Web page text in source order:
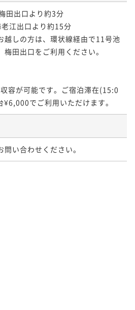
田出口より約3分
江出口より約15分
越しの方は、環状線経由で11号池
田出口をご利用ください。
容が可能です。ご宿泊滞在(15:0
でご利用いただけます。
い合わせください。